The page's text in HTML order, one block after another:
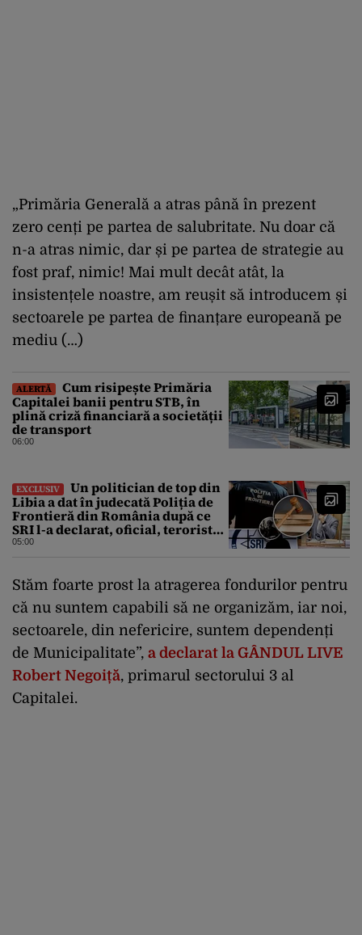
„Primăria Generală a atras până în prezent
zero cenți pe partea de salubritate. Nu doar că
n-a atras nimic, dar și pe partea de strategie au
fost praf, nimic! Mai mult decât atât, la
insistențele noastre, am reușit să introducem și
sectoarele pe partea de finanțare europeană pe
mediu (…)
ALERTĂ
Cum risipește Primăria
Capitalei banii pentru STB, în
plină criză financiară a societății
de transport
06:00
EXCLUSIV
Un politician de top din
Libia a dat în judecată Poliția de
Frontieră din România după ce
SRI l-a declarat, oficial, terorist
ISIS
05:00
Stăm foarte prost la atragerea fondurilor pentru
că nu suntem capabili să ne organizăm, iar noi,
sectoarele, din nefericire, suntem dependenți
de Municipalitate”, a declarat la GÂNDUL LIVE
Robert Negoiță, primarul sectorului 3 al
Capitalei.